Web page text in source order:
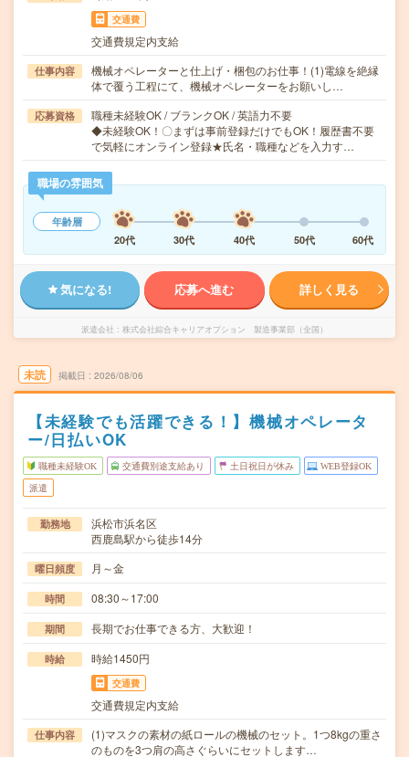
交通費
交通費規定内支給
仕事内容
機械オペレーターと仕上げ・梱包のお仕事！(1)電線を絶縁
体で覆う工程にて、機械オペレーターをお願いし…
応募資格
職種未経験OK / ブランクOK / 英語力不要
◆未経験OK！〇まずは事前登録だけでもOK！履歴書不要
で気軽にオンライン登録★氏名・職種などを入力す…
職場の雰囲気
年齢層
20代
30代 40代 50代 60代
気になる! 応募へ進む 詳しく見る
派遣会社 株式会社綜合キャリアオプション 製造事業部（全国）
未読 掲載日 2026/08/06
【未経験でも活躍できる！】機械オペレータ
ー/日払いOK
職種未経験OK 交通費別途支給あり 土日祝日が休み WEB登録OK
派遣
勤務地
浜松市浜名区
西鹿島駅から徒歩14分
曜日頻度 月～金
時間 08:30～17:00
期間 長期でお仕事できる方、大歓迎！
時給 時給1450円
交通費
交通費規定内支給
仕事内容
(1)マスクの素材の紙ロールの機械のセット。1つ8kgの重さ
のものを3つ肩の高さぐらいにセットします…